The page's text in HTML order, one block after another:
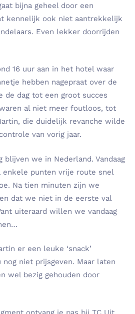
bijna geheel door een
kennelijk ook niet aantrekkelijk
Even lekker doorrijden
16 uur aan in het hotel waar
hebben nagepraat over de
de dag tot een groot succes
al niet meer foutloos, tot
die duidelijk revanche wilde
van vorig jaar.
blijven we in Nederland. Vandaag
enkele punten vrije route snel
Na tien minuten zijn we
dat we niet in de eerste val
uiteraard willen we vandaag
er een leuke ‘snack’
niet prijsgeven. Maar laten
wel bezig gehouden door